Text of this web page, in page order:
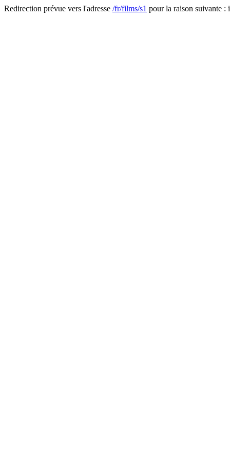
Redirection prévue vers l'adresse /fr/films/s1 pour la raison suivante :